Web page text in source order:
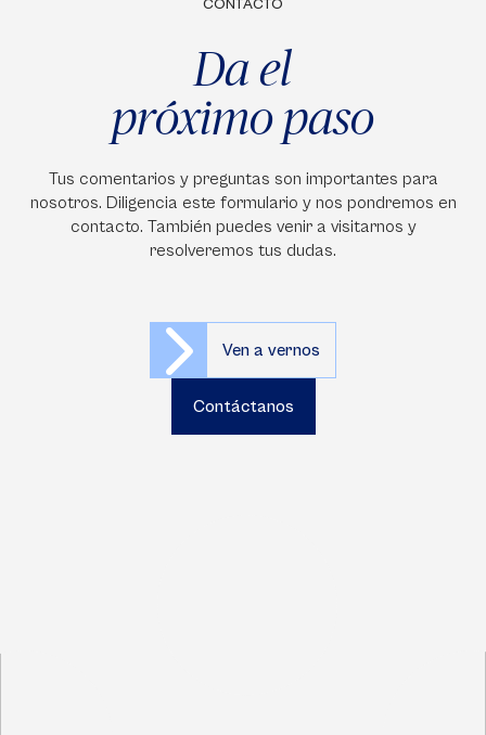
CONTACTO
Da el
próximo paso
Tus comentarios y preguntas son importantes para
nosotros. Diligencia este formulario y nos pondremos en
contacto. También puedes venir a visitarnos y
resolveremos tus dudas.
Ven a vernos
Contáctanos